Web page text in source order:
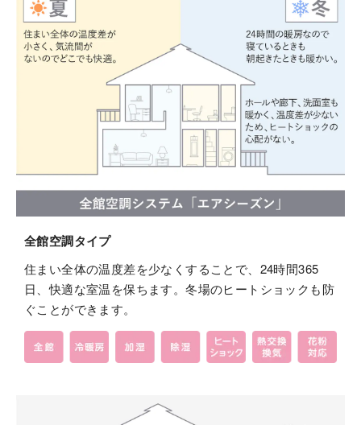
全館空調タイプ
住まい全体の温度差を少なくすることで、24時間365
日、快適な室温を保ちます。冬場のヒートショックも防
ぐことができます。